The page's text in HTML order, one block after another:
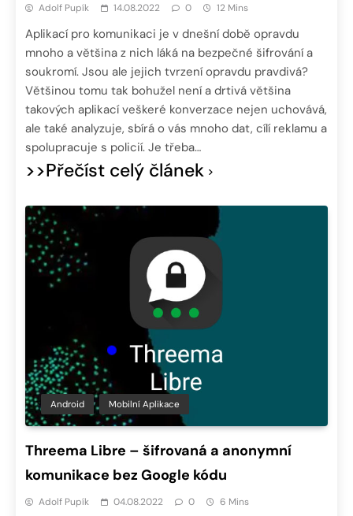
Adolf Pupík 14.08.2022 0 12 Mins
Aplikací pro komunikaci je v dnešní době opravdu
mnoho a většina z nich láká na bezpečné šifrování a
soukromí. Jsou ale jejich tvrzení opravdu pravdivá?
Většinou tomu tak bohužel není a drtivá většina
takových aplikací veškeré konverzace nejen uchovává,
ale také analyzuje, sbírá o vás mnoho dat, cílí reklamu a
spolupracuje s policií. Je třeba…
>>Přečíst celý článek
Android Mobilní Aplikace
Threema Libre – šifrovaná a anonymní
komunikace bez Google kódu
Adolf Pupík 04.08.2022 0 6 Mins